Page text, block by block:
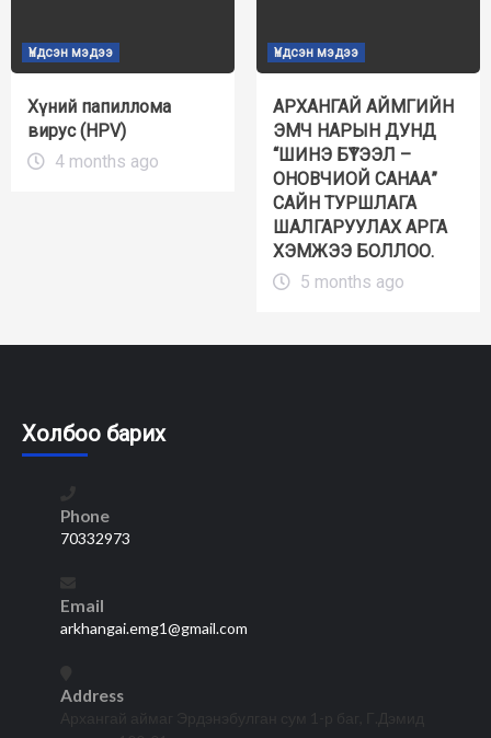
Үндсэн мэдээ
Хүний папиллома
вирус (HPV)
4 months ago
Үндсэн мэдээ
АРХАНГАЙ АЙМГИЙН
ЭМЧ НАРЫН ДУНД
“ШИНЭ БҮТЭЭЛ –
ОНОВЧИОЙ САНАА”
САЙН ТУРШЛАГА
ШАЛГАРУУЛАХ АРГА
ХЭМЖЭЭ БОЛЛОО.
5 months ago
Холбоо барих
Phone
70332973
Email
arkhangai.emg1@gmail.com
Address